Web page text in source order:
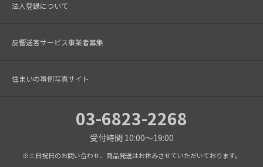
法人登録について
反響送客サービス事業者募集
住まいの事例写真サイト
03-6823-2268
受付時間 10:00～19:00
※土日祝日のお問い合わせ、商品発送はお休みさせていただいております。